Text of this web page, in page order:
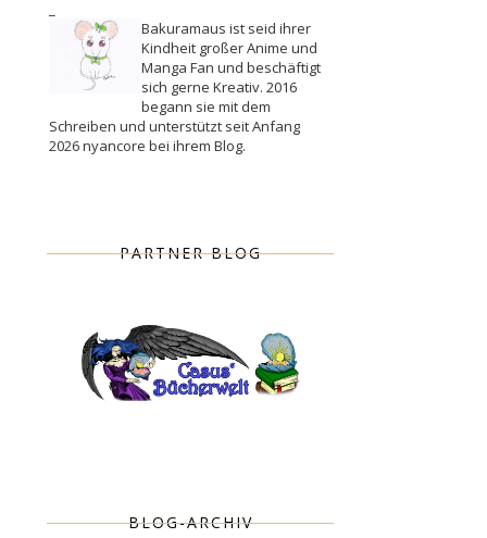
Bakuramaus ist seid ihrer
Kindheit großer Anime und
Manga Fan und beschäftigt
sich gerne Kreativ. 2016
begann sie mit dem
Schreiben und unterstützt seit Anfang
2026 nyancore bei ihrem Blog.
PARTNER BLOG
BLOG-ARCHIV